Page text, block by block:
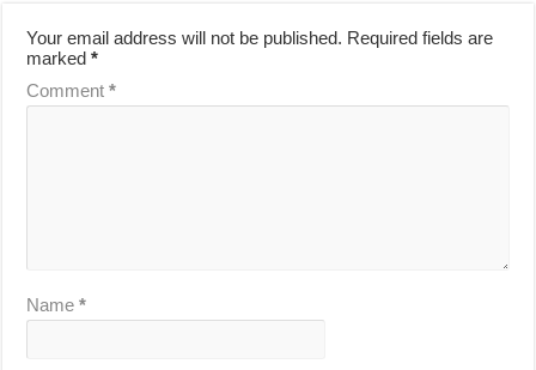
Your email address will not be published. Required fields are
marked*
Comment*
Name*